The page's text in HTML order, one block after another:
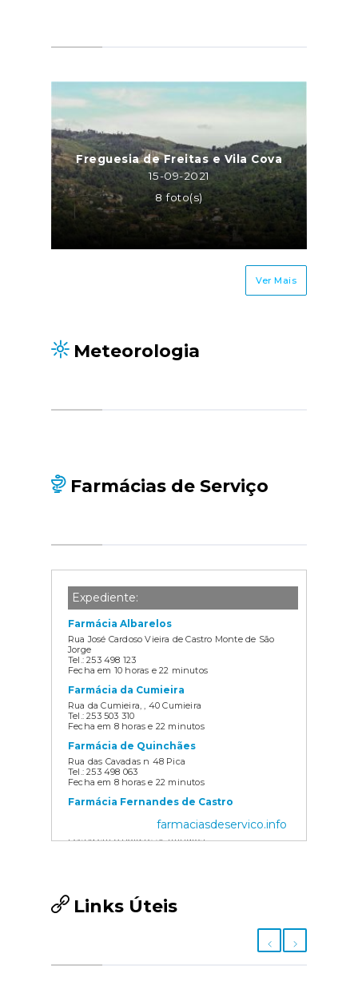
Freguesia de Freitas e Vila Cova
15-09-2021
8 foto(s)
Ver Mais
Meteorologia
Farmácias de Serviço
Expediente:
Farmácia Albarelos
Rua José Cardoso Vieira de Castro Monte de São
Jorge
Tel.: 253 498 123
Fecha em 10 horas e 22 minutos
Farmácia da Cumieira
Rua da Cumieira, , 40 Cumieira
Tel.: 253 503 310
Fecha em 8 horas e 22 minutos
Farmácia de Quinchães
Rua das Cavadas n 48 Pica
Tel.: 253 498 063
Fecha em 8 horas e 22 minutos
Farmácia Fernandes de Castro
Fecha em 8 horas e 52 minutos
Fecha em 8 horas e 22 minutos
Farmácia Marinho Fernandes
Farmácia Moura
farmaciasdeservico.info
Links Úteis